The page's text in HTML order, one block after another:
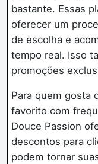
bastante. Essas
oferecer um
de escolha e
tempo real. Isso
promoções
Para quem gosta
favorito com
Douce Passion
descontos para
podem tornar